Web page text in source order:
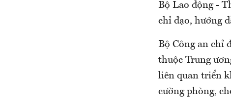
Bộ Lao động -
chỉ đạo, hướng
Bộ Công an chỉ
thuộc Trung
liên quan triển
cường phòng,